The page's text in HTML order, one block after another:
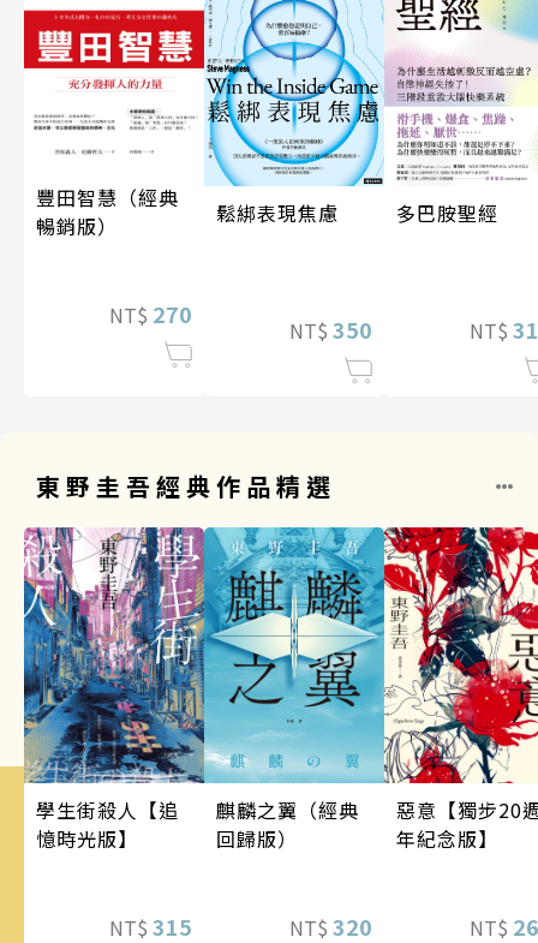
豐田智慧（經典
暢銷版）
NT$ 270
鬆綁表現焦慮
NT$ 350
多巴胺聖經
NT$
東野圭吾經典作品精選
學生街殺人【追
憶時光版】
NT$ 315
麒麟之翼（經典
回歸版）
NT$ 320
惡意【獨步20
年紀念版】
NT$